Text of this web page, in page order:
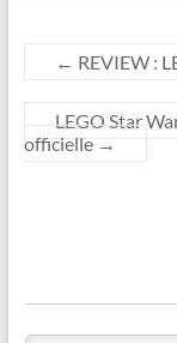
← REVIEW :
LEGO Star
officielle →